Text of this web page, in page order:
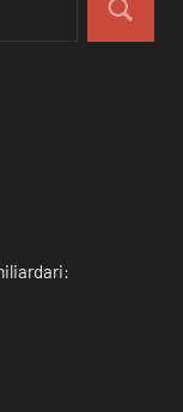
Cerca